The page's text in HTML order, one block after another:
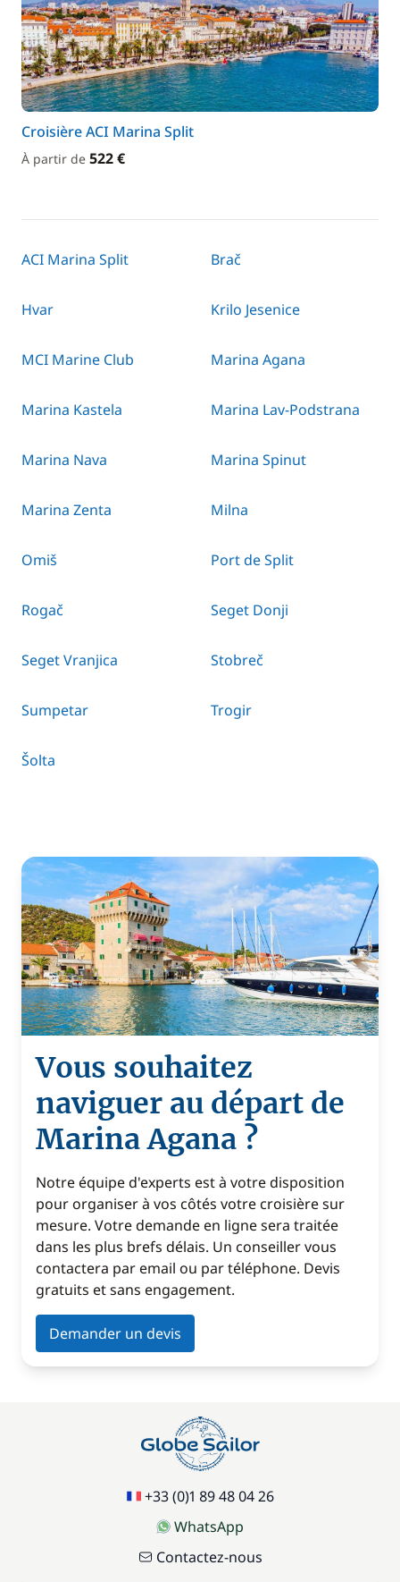
Croisière ACI Marina Split
À partir de 522 €
ACI Marina Split Brač
Hvar Krilo Jesenice
MCI Marine Club Marina Agana
Marina Kastela Marina Lav-Podstrana
Marina Nava Marina Spinut
Marina Zenta Milna
Omiš Port de Split
Rogač Seget Donji
Seget Vranjica Stobreč
Sumpetar Trogir
Šolta
Vous souhaitez
naviguer au départ de
Marina Agana ?
Notre équipe d'experts est à votre disposition
pour organiser à vos côtés votre croisière sur
mesure. Votre demande en ligne sera traitée
dans les plus brefs délais. Un conseiller vous
contactera par email ou par téléphone. Devis
gratuits et sans engagement.
Demander un devis
+33 (0)1 89 48 04 26
WhatsApp
Contactez-nous